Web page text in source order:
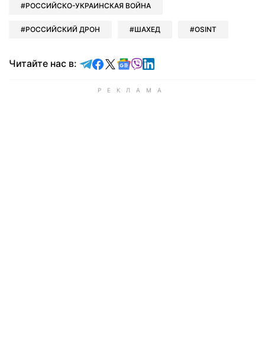
РОССИЙСКО-УКРАИНСКАЯ ВОЙНА
РОССИЙСКИЙ ДРОН ШАХЕД OSINT
Читайте нас в: Читайте в Telegram
Читайте в Facebook
Читайте в X
Читайте в Google news
Читайте в Viber
Читайте в LinkedIn